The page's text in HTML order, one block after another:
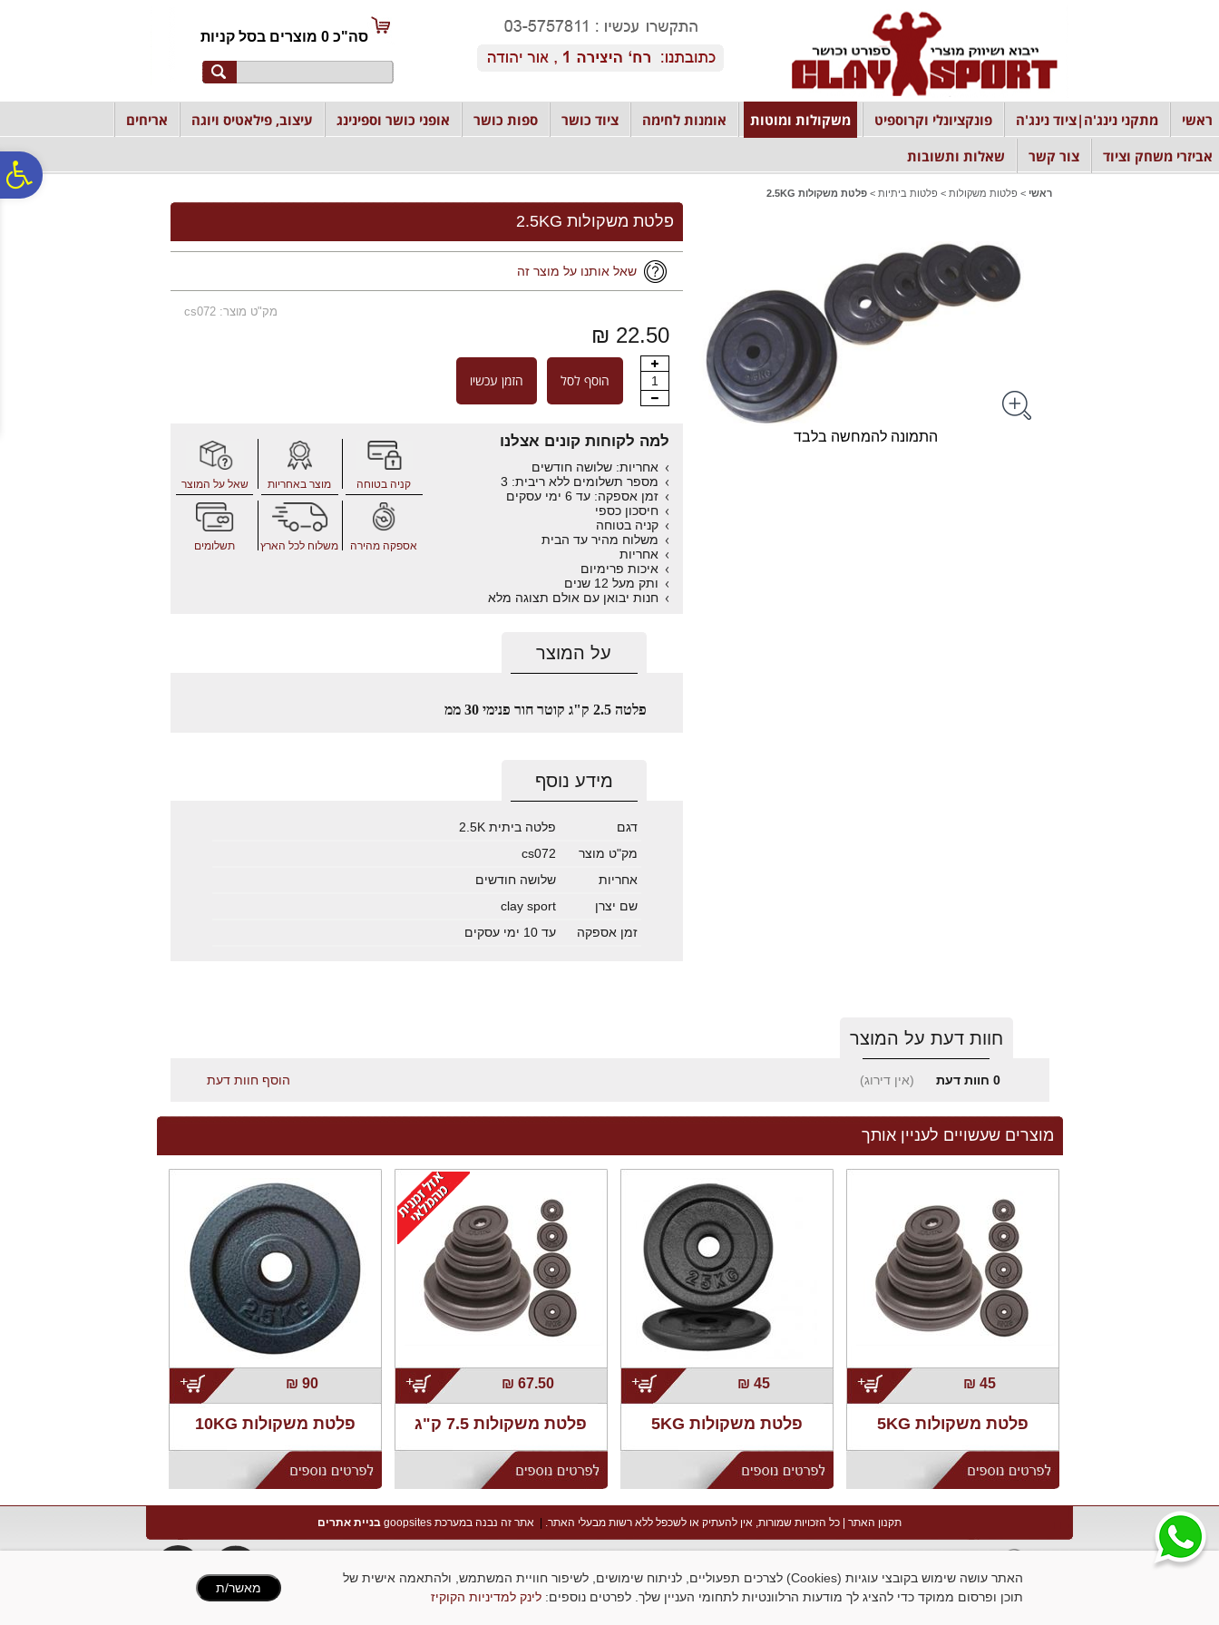
נגישות
אתר
המרכזי
סה"כ 0 מוצרים בסל קניות
ראשי מתקני נינג'ה|ציוד נינג'ה פונקציונלי וקרוספיט משקולות ומוטות אומנות לחימה ציוד כושר ספות כושר אופני כושר וספינינג עיצוב, פילאטיס ויוגה
אריחים
אביזרי משחק וציוד
צור קשר שאלות ותשובות
ראשי > פלטות משקולות > פלטות ביתיות > פלטת משקולות 2.5KG
התמונה להמחשה בלבד
פלטת משקולות 2.5KG
שאל אותנו על מוצר זה
מק"ט מוצר: cs072
22.50 ₪
1 הוסף לסל הזמן עכשיו
למה לקוחות קונים אצלנו
אחריות: שלושה חודשים
מספר תשלומים ללא ריבית: 3
זמן אספקה: עד 6 ימי עסקים
חיסכון כספי
קניה בטוחה
משלוח מהיר עד הבית
אחריות
איכות פרימיום
ותק מעל 12 שנים
חנות יבואן עם אולם תצוגה מלא
קניה בטוחה מוצר באחריות שאל על המוצר
אספקה מהירה משלוח לכל הארץ תשלומים
על המוצר
פלטה 2.5 ק"ג קוטר חור פנימי 30 ממ
מידע נוסף
דגם
פלטה ביתית 2.5K
מק"ט מוצר
cs072
אחריות
שלושה חודשים
שם יצרן
clay sport
זמן אספקה
עד 10 ימי עסקים
חוות דעת על המוצר
0 חוות דעת (אין דירוג) הוסף חוות דעת
מוצרים שעשויים לעניין אותך
45
₪
;
פלטת משקולות 5KG
45
₪
;
פלטת משקולות 5KG
67.50
₪
;
פלטת משקולות 7.5 ק"ג
90
₪
;
פלטת משקולות 10KG
תקנון האתר | כל הזכויות שמורות, אין להעתיק או לשכפל ללא רשות מבעלי האתר. אתר זה נבנה במערכת goopsites בניית אתרים
סניף אור יהודה שעות פעילות:
האתר עושה שימוש בקובצי עוגיות (Cookies) לצרכים תפעוליים, לניתוח שימושים, לשיפור חוויית המשתמש, ולהתאמה אישית של
תוכן ופרסום ממוקד כדי להציג לך מודעות הרלוונטיות לתחומי העניין שלך. לפרטים נוספים: לינק למדיניות הקוקיז
מאשר/ת